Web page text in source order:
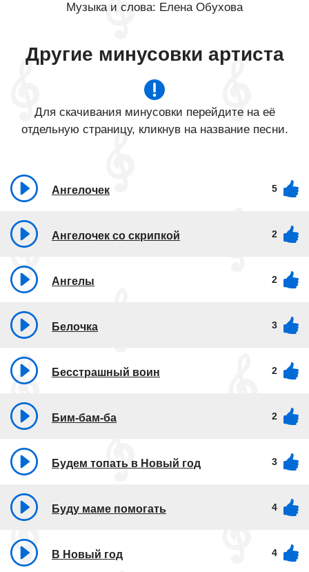
Музыка и слова: Елена Обухова
Другие минусовки артиста
Для скачивания минусовки перейдите на её
отдельную страницу, кликнув на название песни.
Ангелочек 5
Ангелочек со скрипкой 2
Ангелы 2
Белочка 3
Бесстрашный воин 2
Бим-бам-ба 2
Будем топать в Новый год 3
Буду маме помогать 4
В Новый год 4